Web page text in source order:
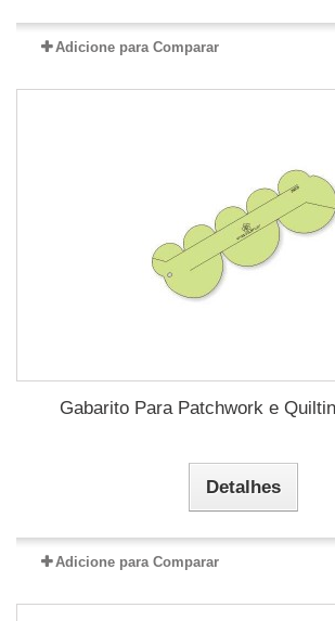
Adicione para Comparar
Gabarito Para Patchwork e
Detalhes
Adicione para Comparar